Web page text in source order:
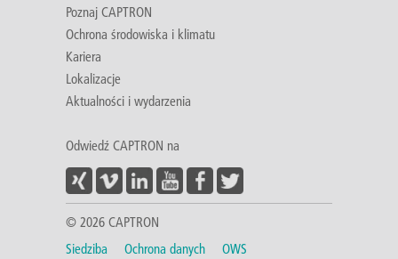
Poznaj CAPTRON
Ochrona środowiska i klimatu
Kariera
Lokalizacje
Aktualności i wydarzenia
Odwiedź CAPTRON na
© 2026 CAPTRON
Siedziba
Ochrona danych
OWS